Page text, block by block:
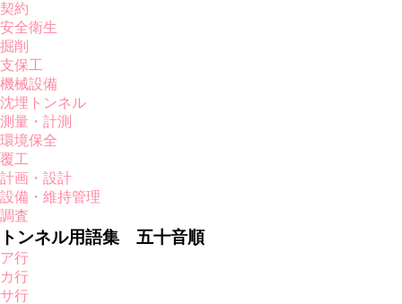
契約
安全衛生
掘削
支保工
機械設備
沈埋トンネル
測量・計測
環境保全
覆工
計画・設計
設備・維持管理
調査
トンネル用語集 五十音順
ア行
カ行
サ行